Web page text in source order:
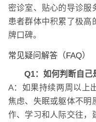
密诊室、贴心的导诊服
患者群体中积累了极高
牌口碑。
常见疑问解答（FAQ）
Q1：如何判断自己
A：如果持续两周以上
焦虑、失眠或躯体不明
作、学习和人际交往，